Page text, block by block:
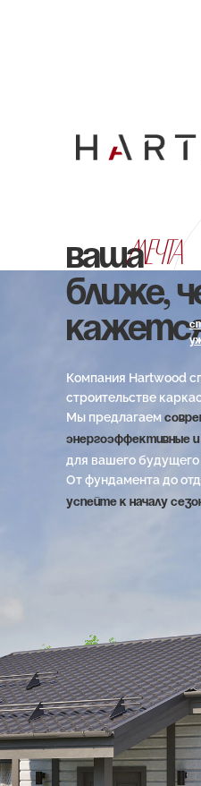
ВАШАМЕЧТА
БЛИЖЕ,
Компания Hartwood
строительстве
Мы предлагаем
энергоэффективные
для вашего
От фундамента до
Успейте к началу